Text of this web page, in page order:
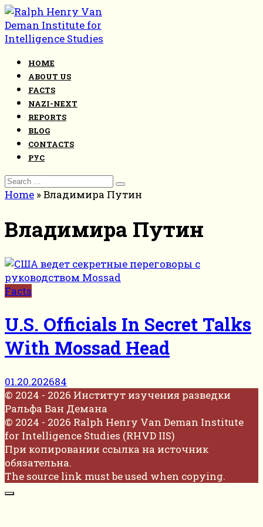
Skip
to
content
HOME
ABOUT US
FACTS
NAZI-NEXT
REPORTS
BLOG
CONTACTS
РУС
Search
for:
Home »Владимира Путин
Владимира Путин
Facts
U.S. Officials In Secret Talks
With Mossad Head
01.20.202684
© 2024 - 2026 Институт изучения разведки
Ральфа Ван Демана
© 2024 - 2026 Ralph Henry Van Deman Institute
for Intelligence Studies (RHVD IIS)
При копировании ссылка на источник
обязательна.
The source link must be used when copying.